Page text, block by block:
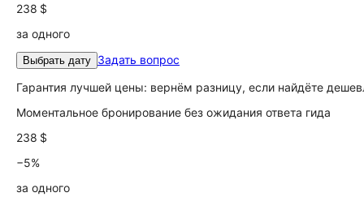
238 $
за одного
Выбрать дату Задать вопрос
Гарантия лучшей цены: вернём разницу, если найдёте
Моментальное бронирование без ожидания ответа гида
238 $
−5%
за одного